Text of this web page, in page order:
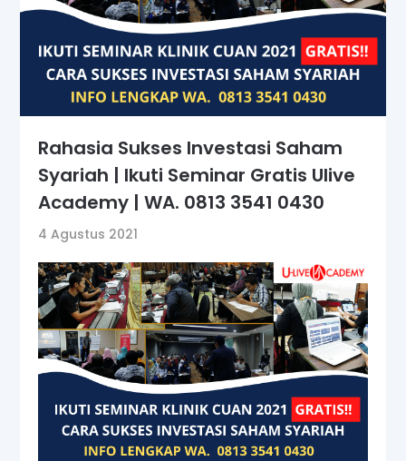
Rahasia Sukses Investasi Saham
Syariah | Ikuti Seminar Gratis Ulive
Academy | WA. 0813 3541 0430
4 Agustus 2021